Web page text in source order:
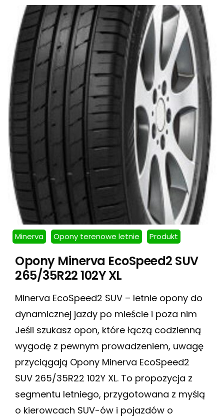
Minerva Opony terenowe letnie Produkt
Opony Minerva EcoSpeed2 SUV
265/35R22 102Y XL
Minerva EcoSpeed2 SUV – letnie opony do
dynamicznej jazdy po mieście i poza nim
Jeśli szukasz opon, które łączą codzienną
wygodę z pewnym prowadzeniem, uwagę
przyciągają Opony Minerva EcoSpeed2
SUV 265/35R22 102Y XL. To propozycja z
segmentu letniego, przygotowana z myślą
o kierowcach SUV-ów i pojazdów o